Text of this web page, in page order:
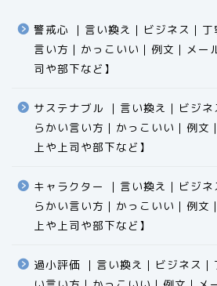
警戒心 ｜言い換え｜ビジネス｜
言い方｜かっこいい｜例文｜メー
司や部下など】​​​​​​​​​​​​​​​​
サステナブル ｜言い換え｜ビジ
らかい言い方｜かっこいい｜例文
上や上司や部下など】​​​​​​​​​​​​​​​​
キャラクター ｜言い換え｜ビジ
らかい言い方｜かっこいい｜例文
上や上司や部下など】​​​​​​​​​​​​​​​​
過小評価 ｜言い換え｜ビジネス